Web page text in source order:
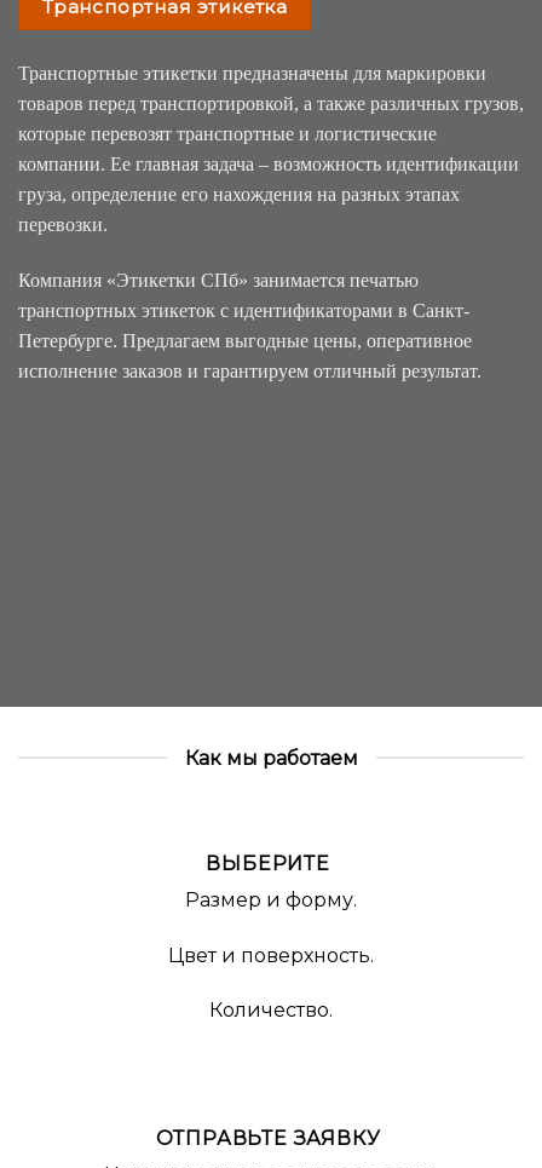
Транспортная этикетка
Транспортные этикетки предназначены для маркировки
товаров перед транспортировкой, а также различных грузов,
которые перевозят транспортные и логистические
компании. Ее главная задача – возможность идентификации
груза, определение его нахождения на разных этапах
перевозки.
Компания «Этикетки СПб» занимается печатью
транспортных этикеток с идентификаторами в Санкт-
Петербурге. Предлагаем выгодные цены, оперативное
исполнение заказов и гарантируем отличный результат.
Как мы работаем
ВЫБЕРИТЕ
Размер и форму.
Цвет и поверхность.
Количество.
ОТПРАВЬТЕ ЗАЯВКУ